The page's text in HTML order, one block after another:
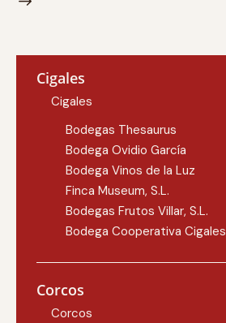
Cigales
Cigales
Bodegas Thesaurus
Bodega Ovidio García
Bodega Vinos de la Luz
Finca Museum, S.L.
Bodegas Frutos Villar, S.L.
Bodega Cooperativa Cigales
Corcos
Corcos